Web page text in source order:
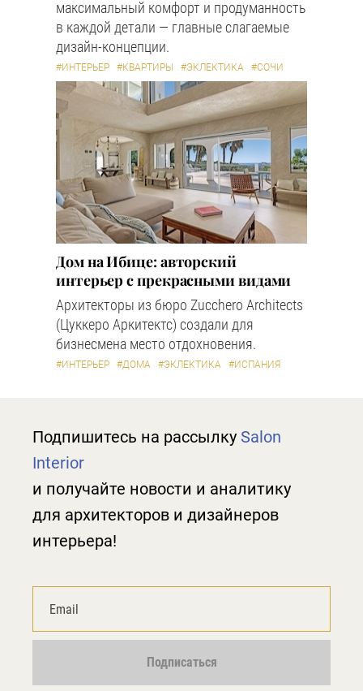
максимальный комфорт и продуманность
в каждой детали — главные слагаемые
дизайн-концепции.
#ИНТЕРЬЕР #КВАРТИРЫ #ЭКЛЕКТИКА #СОЧИ
Дом на Ибице: авторский
интерьер с прекрасными видами
Архитекторы из бюро Zucchero Architects
(Цуккеро Аркитектс) создали для
бизнесмена место отдохновения.
#ИНТЕРЬЕР #ДОМА #ЭКЛЕКТИКА #ИСПАНИЯ
Подпишитесь на рассылку Salon
Interior
и получайте новости и аналитику
для архитекторов и дизайнеров
интерьера!
Подписаться